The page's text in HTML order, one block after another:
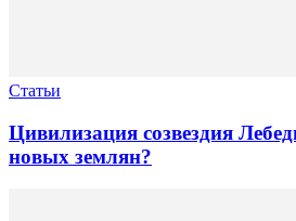
Статьи
Цивилизация созвездия
новых землян?